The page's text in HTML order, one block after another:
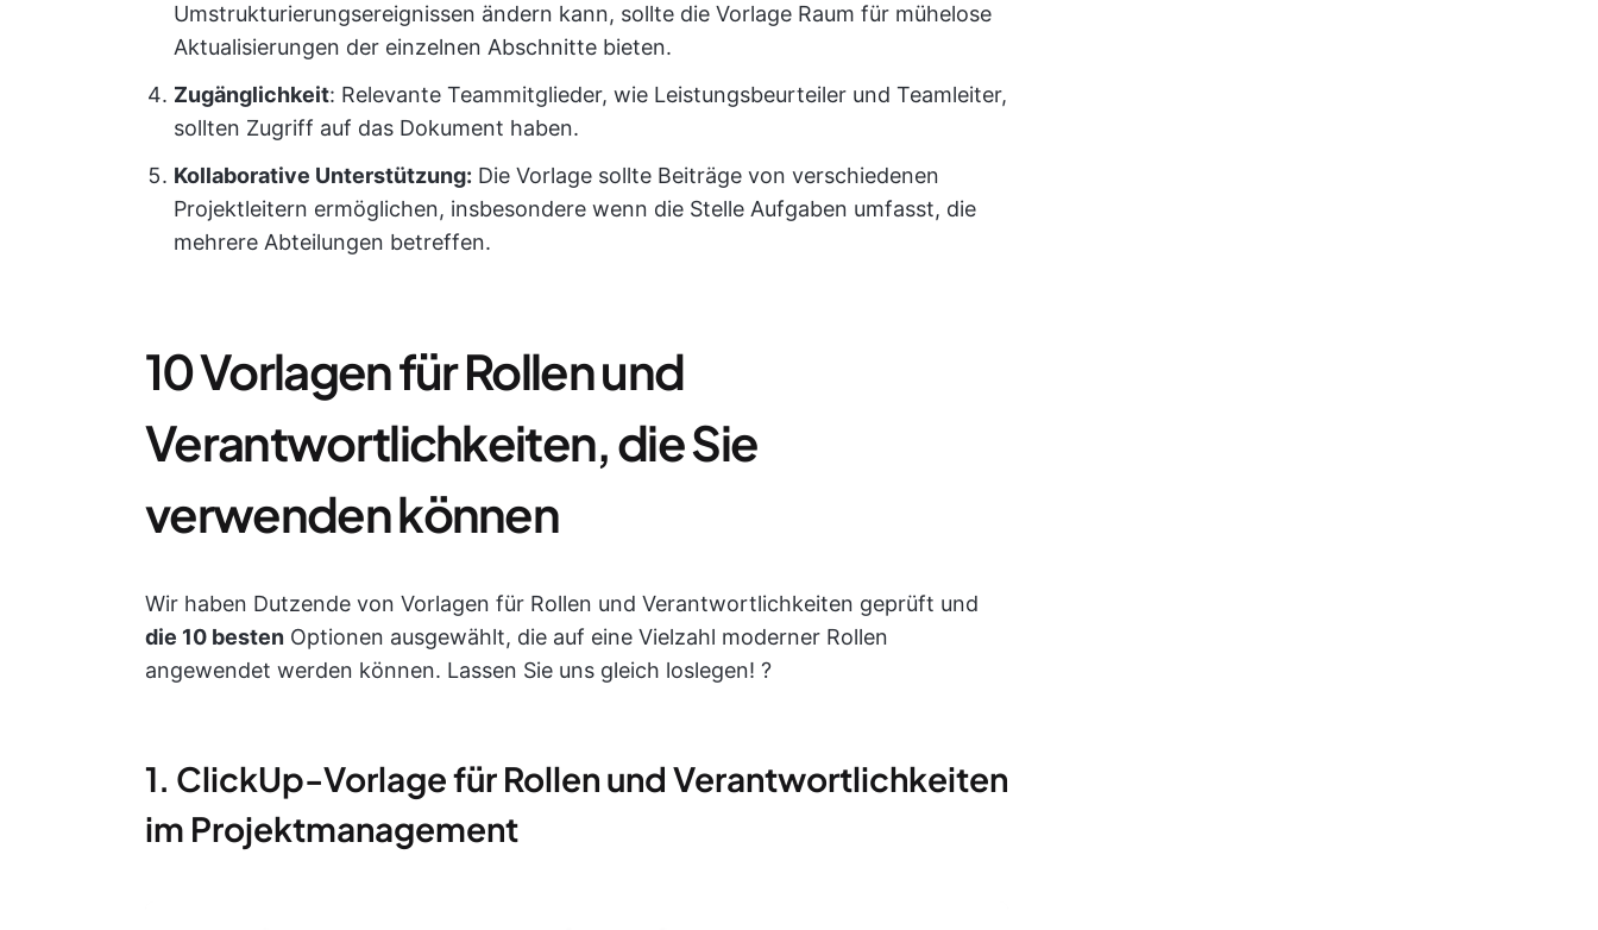
Umstrukturierungsereignissen ändern kann, sollte die Vorlage Raum für mühelose
Aktualisierungen der einzelnen Abschnitte bieten.
Zugänglichkeit: Relevante Teammitglieder, wie Leistungsbeurteiler und Teamleiter,
sollten Zugriff auf das Dokument haben.
Kollaborative Unterstützung: Die Vorlage sollte Beiträge von verschiedenen
Projektleitern ermöglichen, insbesondere wenn die Stelle Aufgaben umfasst, die
mehrere Abteilungen betreffen.
10 Vorlagen für Rollen und
Verantwortlichkeiten, die Sie
verwenden können
Wir haben Dutzende von Vorlagen für Rollen und Verantwortlichkeiten geprüft und
die 10 besten Optionen ausgewählt, die auf eine Vielzahl moderner Rollen
angewendet werden können. Lassen Sie uns gleich loslegen! ?
1. ClickUp-Vorlage für Rollen und Verantwortlichkeiten
im Projektmanagement